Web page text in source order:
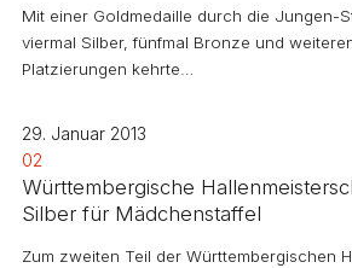
Mit einer Goldmedaille durch die Jungen-
viermal Silber, fünfmal Bronze und
Platzierungen kehrte…
29. Januar 2013
02
Württembergische
Silber für Mädchenstaffel
Zum zweiten Teil der Württembergischen